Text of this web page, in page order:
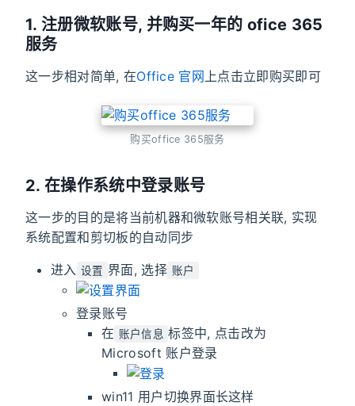
1. 注册微软账号, 并购买一年的 ofice 365
服务
这一步相对简单, 在Office 官网 上点击立即购买即可
购买office 365服务
2. 在操作系统中登录账号
这一步的目的是将当前机器和微软账号相关联, 实现
系统配置和剪切板的自动同步
进入 设置 界面, 选择 账户
登录账号
在 账户信息 标签中, 点击改为
Microsoft 账户登录
win11 用户切换界面长这样